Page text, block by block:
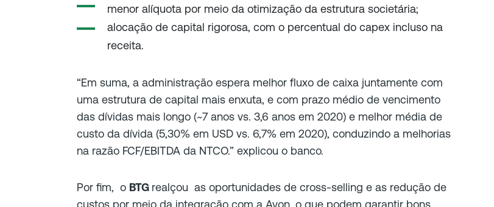
menor alíquota por meio da otimização da estrutura societária;
alocação de capital rigorosa, com o percentual do capex incluso na
receita.
“Em suma, a administração espera melhor fluxo de caixa juntamente com
uma estrutura de capital mais enxuta, e com prazo médio de vencimento
das dívidas mais longo (~7 anos vs. 3,6 anos em 2020) e melhor média de
custo da dívida (5,30% em USD vs. 6,7% em 2020), conduzindo a melhorias
na razão FCF/EBITDA da NTCO.” explicou o banco.
Por fim, o BTG realçou as oportunidades de cross-selling e as redução de
custos por meio da integração com a Avon, o que podem garantir bons